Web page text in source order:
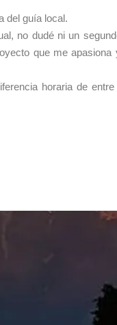
del guía local.
no dudé ni un
que me
horaria de